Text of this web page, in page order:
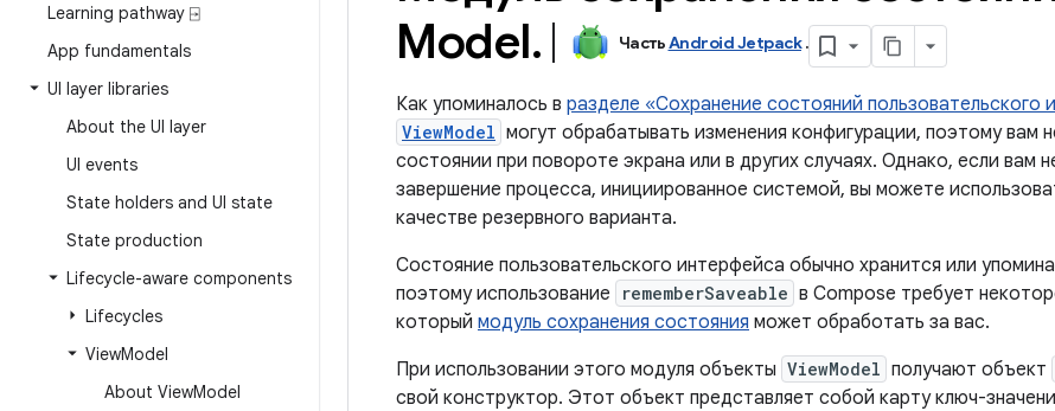
Learning pathway ⍈
App fundamentals
UI layer libraries
About the UI layer
UI events
State holders and UI state
State production
Lifecycle-aware components
Lifecycles
ViewModel
About ViewModel
Model. ЧастьAndroid Jetpack .
Как упоминалось в разделе «Сохранение состояний пользовательского
ViewModel могут обрабатывать изменения конфигурации, поэтому вам
состоянии при повороте экрана или в других случаях. Однако, если вам
завершение процесса, инициированное системой, вы можете
качестве резервного варианта.
Состояние пользовательского интерфейса обычно хранится или
поэтому использование
rememberSaveable в Compose требует
который модуль сохранения состояния может обработать за вас.
При использовании этого модуля объекты ViewModel получают объект
свой конструктор. Этот объект представляет собой карту ключ-